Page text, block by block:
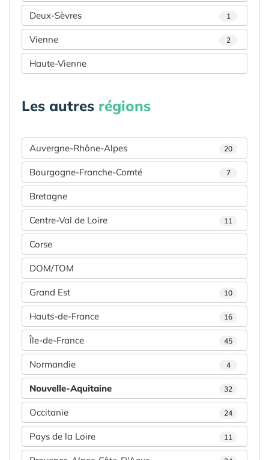
Deux-Sèvres 1
Vienne 2
Haute-Vienne
Les autres régions
Auvergne-Rhône-Alpes 20
Bourgogne-Franche-Comté 7
Bretagne
Centre-Val de Loire 11
Corse
DOM/TOM
Grand Est 10
Hauts-de-France 16
Île-de-France 45
Normandie 4
Nouvelle-Aquitaine 32
Occitanie 24
Pays de la Loire 11